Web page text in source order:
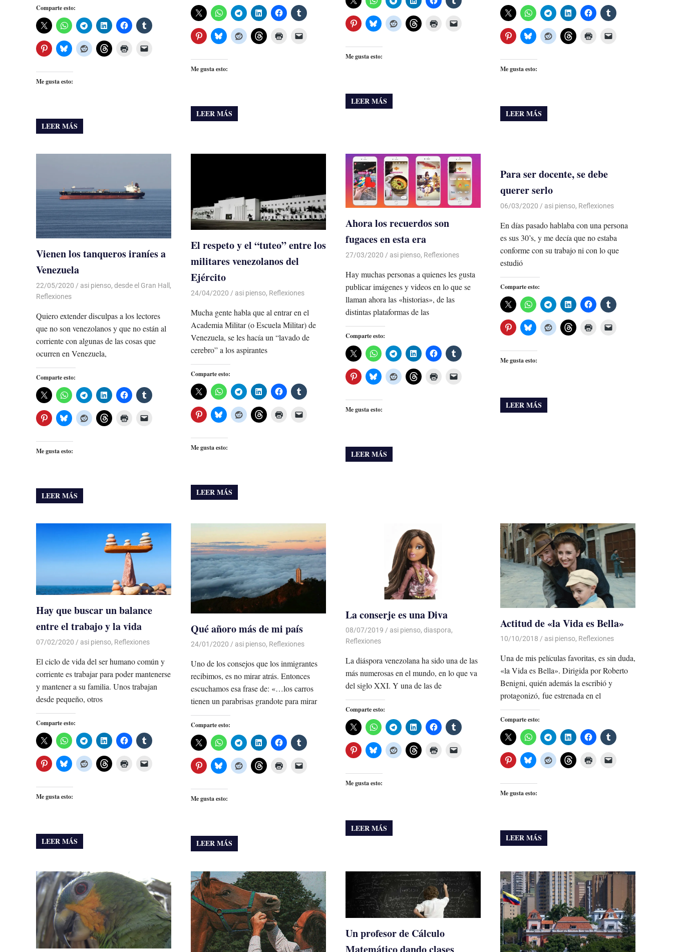
Comparte esto:
Me gusta esto:
LEER MÁS
Me gusta esto:
LEER MÁS
Me gusta esto:
LEER MÁS
Me gusta esto:
LEER MÁS
Vienen los tanqueros iraníes a
Venezuela
22/05/2020 De todo un Poco
asi pienso, desde el Gran Hall ,
Reflexiones
Quiero extender disculpas a los lectores
que no son venezolanos y que no están al
corriente con algunas de las cosas que
ocurren en Venezuela,
Comparte esto:
Me gusta esto:
LEER MÁS
El respeto y el “tuteo” entre los
militares venezolanos del
Ejército
24/04/2020 De todo un Poco
asi pienso, Reflexiones
Mucha gente habla que al entrar en el
Academia Militar (o Escuela Militar) de
Venezuela, se les hacía un “lavado de
cerebro” a los aspirantes
Comparte esto:
Me gusta esto:
LEER MÁS
Ahora los recuerdos son
fugaces en esta era
27/03/2020 De todo un Poco
asi pienso, Reflexiones
Hay muchas personas a quienes les gusta
publicar imágenes y videos en lo que se
llaman ahora las «historias», de las
distintas plataformas de las
Comparte esto:
Me gusta esto:
LEER MÁS
Para ser docente, se debe
querer serlo
06/03/2020 De todo un Poco
asi pienso, Reflexiones
En días pasado hablaba con una persona
es sus 30’s, y me decía que no estaba
conforme con su trabajo ni con lo que
estudió
Comparte esto:
Me gusta esto:
LEER MÁS
Hay que buscar un balance
entre el trabajo y la vida
07/02/2020 De todo un Poco
asi pienso, Reflexiones
El ciclo de vida del ser humano común y
corriente es trabajar para poder mantenerse
y mantener a su familia. Unos trabajan
desde pequeño, otros
Comparte esto:
Me gusta esto:
LEER MÁS
Qué añoro más de mi país
24/01/2020 De todo un Poco
asi pienso, Reflexiones
Uno de los consejos que los inmigrantes
recibimos, es no mirar atrás. Entonces
escuchamos esa frase de: «…los carros
tienen un parabrisas grandote para mirar
Comparte esto:
Me gusta esto:
LEER MÁS
La conserje es una Diva
08/07/2019 De todo un Poco
asi pienso, diaspora,
Reflexiones
La diáspora venezolana ha sido una de las
más numerosas en el mundo, en lo que va
del siglo XXI. Y una de las de
Comparte esto:
Me gusta esto:
LEER MÁS
Actitud de «la Vida es Bella»
10/10/2018 De todo un Poco
asi pienso, Reflexiones
Una de mis películas favoritas, es sin duda,
«la Vida es Bella». Dirigida por Roberto
Benigni, quién además la escribió y
protagonizó, fue estrenada en el
Comparte esto:
Me gusta esto:
LEER MÁS
Un profesor de Cálculo